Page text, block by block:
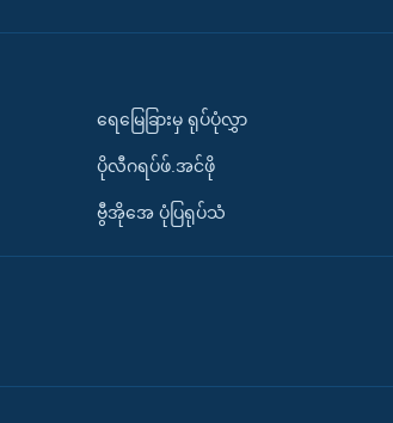
ရေမြေခြားမှ ရုပ်ပုံလွှာ
ပိုလီဂရပ်ဖ်.အင်ဖို
ဗွီအိုအေ ပုံပြရုပ်သံ